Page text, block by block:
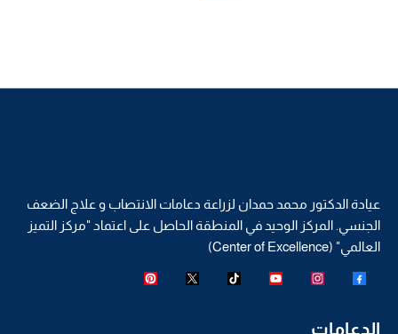
عيادة الدكتور محمد حمدان لزراعة دعامات الانتصاب و علاج الضعف
الجنسي. المركز الوحيد في المنطقة الحاصل على اعتماد "مركز التميز
العالمي" (Center of Excellence)
الدعامات